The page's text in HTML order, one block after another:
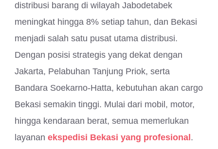
distribusi barang di wilayah Jabodetabek
meningkat hingga 8% setiap tahun, dan Bekasi
menjadi salah satu pusat utama distribusi.
Dengan posisi strategis yang dekat dengan
Jakarta, Pelabuhan Tanjung Priok, serta
Bandara Soekarno-Hatta, kebutuhan akan cargo
Bekasi semakin tinggi. Mulai dari mobil, motor,
hingga kendaraan berat, semua memerlukan
layanan ekspedisi Bekasi yang profesional .